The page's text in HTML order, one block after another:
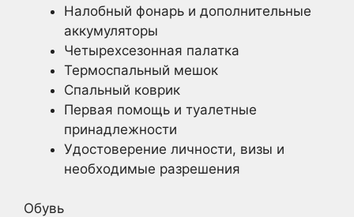
Налобный фонарь и дополнительные
аккумуляторы
Четырехсезонная палатка
Термоспальный мешок
Спальный коврик
Первая помощь и туалетные
принадлежности
Удостоверение личности, визы и
необходимые разрешения
Обувь